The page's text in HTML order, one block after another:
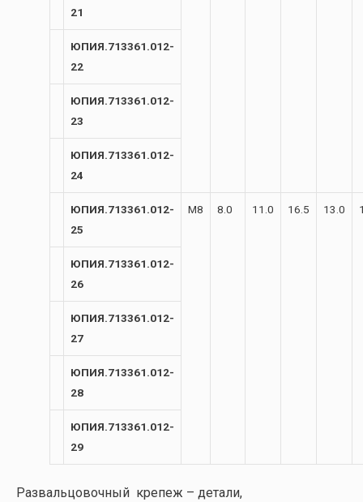
21
ЮПИЯ.713361.012-
22
ЮПИЯ.713361.012-
23
ЮПИЯ.713361.012-
24
ЮПИЯ.713361.012-
25
М8 8.0 11.0 16.5 13.0
ЮПИЯ.713361.012-
26
ЮПИЯ.713361.012-
27
ЮПИЯ.713361.012-
28
ЮПИЯ.713361.012-
29
Развальцовочный крепеж – детали,